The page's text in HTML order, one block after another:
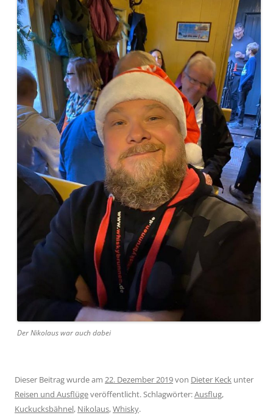
Der Niko­laus war auch dabei
Dieser Beitrag wurde am 22. Dezember 2019von Dieter Keck unter
Reisen und Ausflügeveröffentlicht. Schlagwörter:Ausflug,
Kuckucksbähnel, Nikolaus,Whisky.